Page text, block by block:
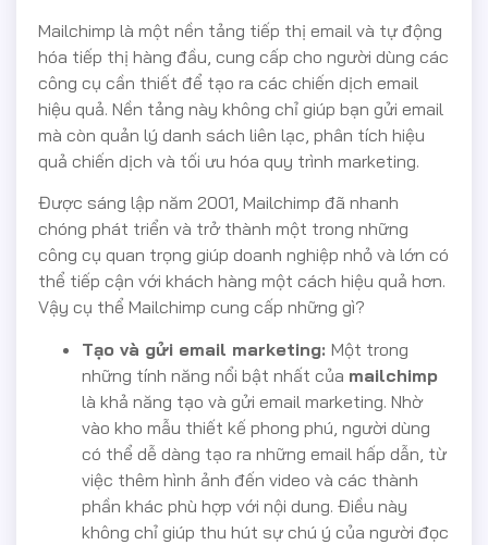
Mailchimp là một nền tảng tiếp thị email và tự động
hóa tiếp thị hàng đầu, cung cấp cho người dùng các
công cụ cần thiết để tạo ra các chiến dịch email
hiệu quả. Nền tảng này không chỉ giúp bạn gửi email
mà còn quản lý danh sách liên lạc, phân tích hiệu
quả chiến dịch và tối ưu hóa quy trình marketing.
Được sáng lập năm 2001, Mailchimp đã nhanh
chóng phát triển và trở thành một trong những
công cụ quan trọng giúp doanh nghiệp nhỏ và lớn có
thể tiếp cận với khách hàng một cách hiệu quả hơn.
Vậy cụ thể Mailchimp cung cấp những gì?
Tạo và gửi email marketing: Một trong
những tính năng nổi bật nhất của mailchimp
là khả năng tạo và gửi email marketing. Nhờ
vào kho mẫu thiết kế phong phú, người dùng
có thể dễ dàng tạo ra những email hấp dẫn, từ
việc thêm hình ảnh đến video và các thành
phần khác phù hợp với nội dung. Điều này
không chỉ giúp thu hút sự chú ý của người đọc